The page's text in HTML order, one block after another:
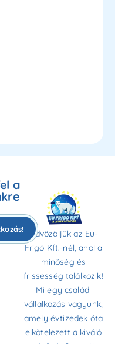
Üdvözöljük az Eu-
Frigó Kft.-nél, ahol a
minőség és
frissesség találkozik!
Mi egy családi
vállalkozás vagyunk,
amely évtizedek óta
elkötelezett a kiváló
a